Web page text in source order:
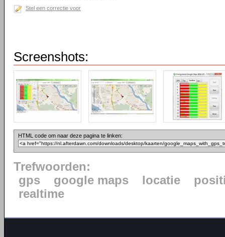
Stel een correctie voor
Screenshots:
HTML code om naar deze pagina te linken:
Trefwoorden:
gps
google maps locatie
realtime